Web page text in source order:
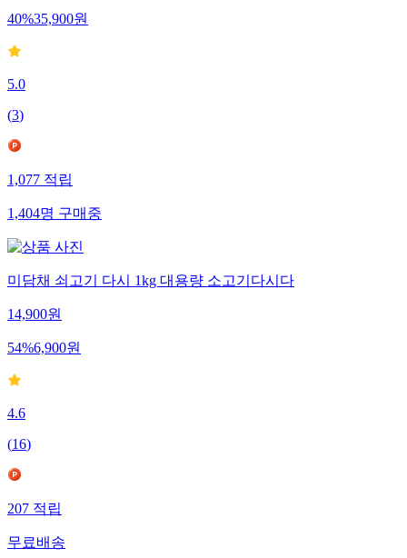
40%35,900원
5.0
(3)
1,077적립
1,404명구매중
미담채 쇠고기 다시 1kg 대용량 소고기다시다
14,900원
54%6,900원
4.6
(16)
207적립
무료배송